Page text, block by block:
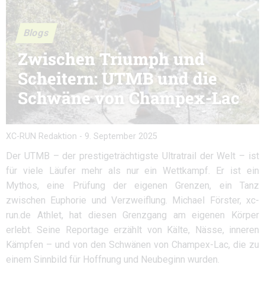
Blogs
Zwischen Triumph und
Scheitern: UTMB und die
Schwäne von Champex-Lac
XC-RUN Redaktion - 9. September 2025
Der UTMB – der prestigeträchtigste Ultratrail der Welt – ist
für viele Läufer mehr als nur ein Wettkampf. Er ist ein
Mythos, eine Prüfung der eigenen Grenzen, ein Tanz
zwischen Euphorie und Verzweiflung. Michael Förster, xc-
run.de Athlet, hat diesen Grenzgang am eigenen Körper
erlebt. Seine Reportage erzählt von Kälte, Nässe, inneren
Kämpfen – und von den Schwänen von Champex-Lac, die zu
einem Sinnbild für Hoffnung und Neubeginn wurden.